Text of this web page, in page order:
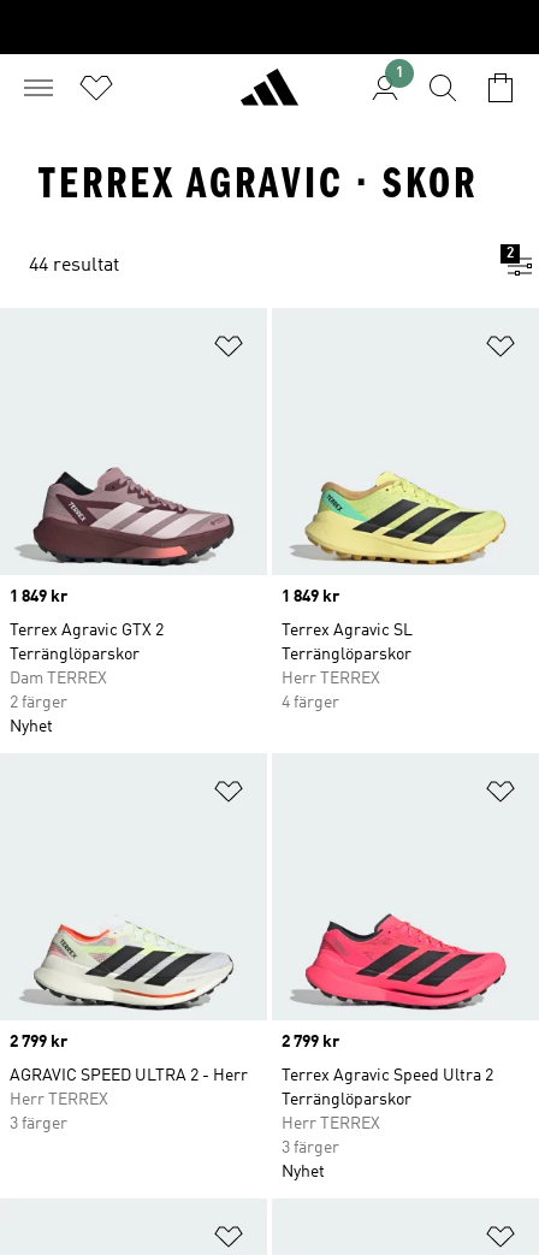
1
TERREX AGRAVIC · SKOR
44 resultat
2
Price
1 849 kr
Terrex Agravic GTX 2
Terränglöparskor
Dam TERREX
2 färger
Nyhet
Price
1 849 kr
Terrex Agravic SL
Terränglöparskor
Herr TERREX
4 färger
Price
2 799 kr
AGRAVIC SPEED ULTRA 2 - Herr
Herr TERREX
3 färger
Price
2 799 kr
Terrex Agravic Speed Ultra 2
Terränglöparskor
Herr TERREX
3 färger
Nyhet